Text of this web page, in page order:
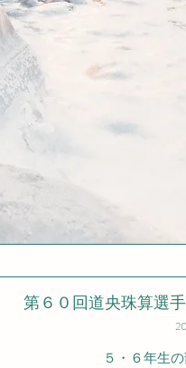
第６０回道央珠算選
５・６年生の